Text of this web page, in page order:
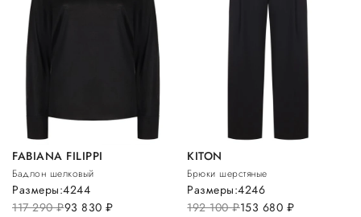
FABIANA FILIPPI
Бадлон шелковый
117 290руб.93 830 руб.
Размеры:4244
KITON
Брюки шерстяные
192 100руб.153 680 руб.
Размеры:4246